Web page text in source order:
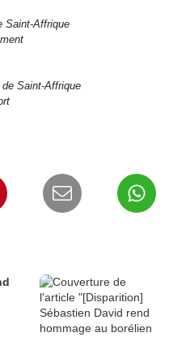
Saint-Affrique
Saint-Affrique